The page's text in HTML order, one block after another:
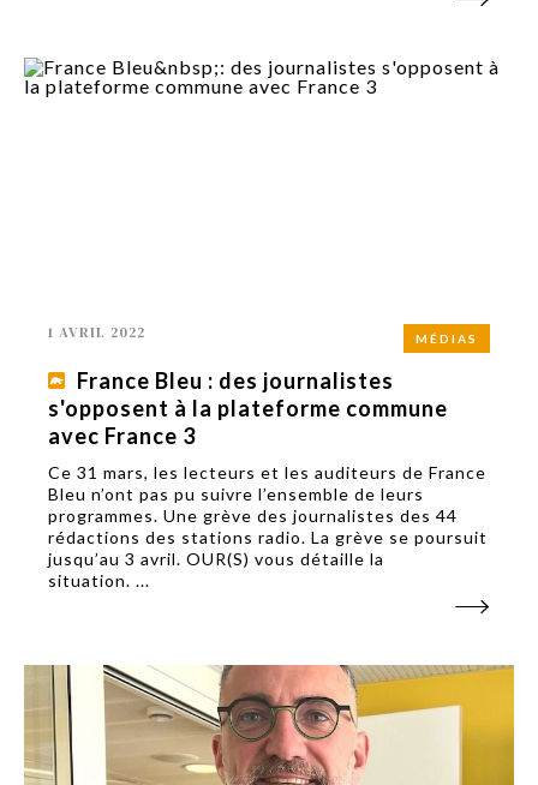
MÉDIAS
1 AVRIL 2022
France Bleu : des journalistes
s'opposent à la plateforme commune
avec France 3
Ce 31 mars, les lecteurs et les auditeurs de France
Bleu n’ont pas pu suivre l’ensemble de leurs
programmes. Une grève des journalistes des 44
rédactions des stations radio. La grève se poursuit
jusqu’au 3 avril. OUR(S) vous détaille la
situation. ...